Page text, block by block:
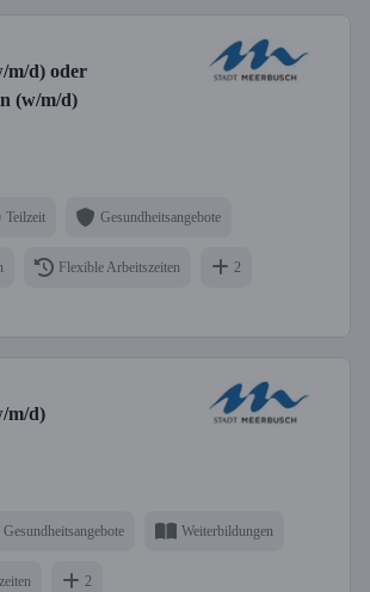
m/d) oder
(w/m/d)
Teilzeit Gesundheitsangebote
Flexible Arbeitszeiten 2
m/d)
Gesundheitsangebote Weiterbildungen
2